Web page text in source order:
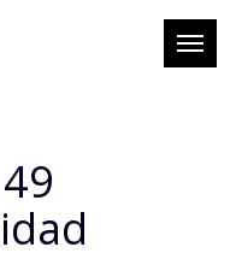
Abrir